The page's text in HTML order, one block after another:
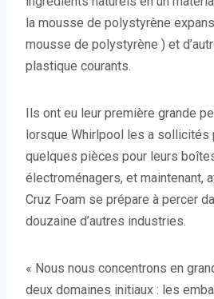
la mousse de polystyrène
mousse de polystyrène ) et
plastique courants.
Ils ont eu leur première grande
lorsque Whirlpool les a sollicités
quelques pièces pour leurs
électroménagers, et maintenant,
Cruz Foam se prépare à percer
douzaine d’autres industries.
« Nous nous concentrons en
deux domaines initiaux : les